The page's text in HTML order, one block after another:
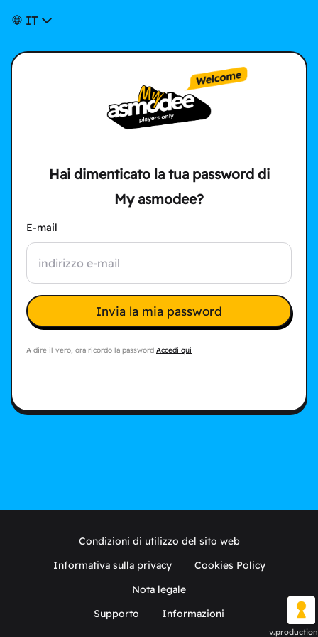
IT
Hai dimenticato la tua password di
My asmodee?
E-mail
Invia la mia password
A dire il vero, ora ricordo la password Accedi qui
Condizioni di utilizzo del sito web
Informativa sulla privacy
Cookies Policy
Nota legale
Supporto
Informazioni
v.production